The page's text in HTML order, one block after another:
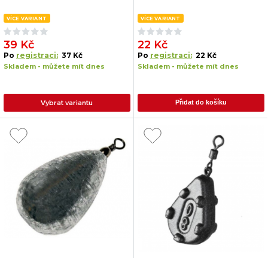
VÍCE VARIANT
39 Kč
Po registraci: 37 Kč
Skladem - můžete mít dnes
Vybrat variantu
VÍCE VARIANT
22 Kč
Po registraci: 22 Kč
Skladem - můžete mít dnes
Přidat do košíku